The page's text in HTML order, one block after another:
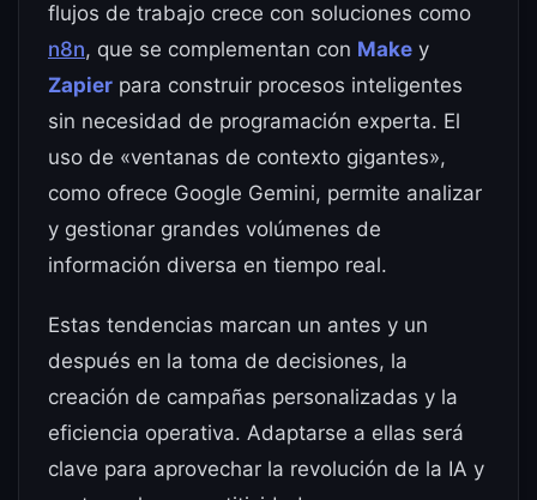
flujos de trabajo crece con soluciones como
n8n, que se complementan con Make y
Zapier para construir procesos inteligentes
sin necesidad de programación experta. El
uso de «ventanas de contexto gigantes»,
como ofrece Google Gemini, permite analizar
y gestionar grandes volúmenes de
información diversa en tiempo real.
Estas tendencias marcan un antes y un
después en la toma de decisiones, la
creación de campañas personalizadas y la
eficiencia operativa. Adaptarse a ellas será
clave para aprovechar la revolución de la IA y